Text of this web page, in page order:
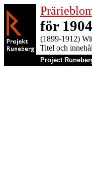
för
(1899-1912)
Titel och
Project